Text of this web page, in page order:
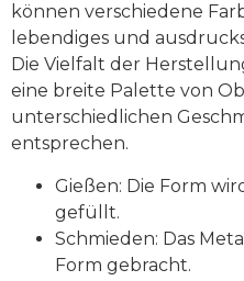
können verschiedene
lebendiges und
Die Vielfalt der
eine breite Palette von
unterschiedlichen
entsprechen.
Gießen: Die Form
gefüllt.
Schmieden: Das
Form gebracht.